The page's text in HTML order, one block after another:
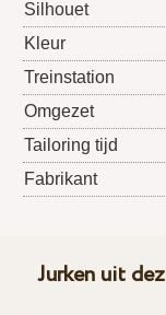
Silhouet
Kleur
Treinstation
Omgezet
Tailoring tijd
Fabrikant
Jurken uit